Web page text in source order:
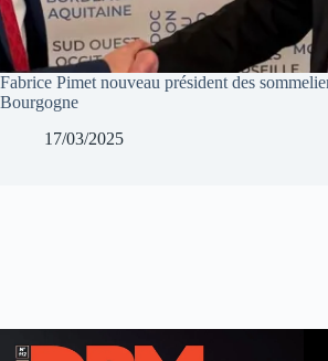
Fabrice Pimet nouveau président des
Bourgogne
17/03/2025